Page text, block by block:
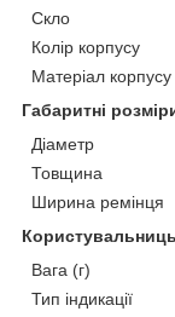
Скло
Колір корпусу
Матеріал корпусу
Габаритні
Діаметр
Товщина
Ширина ремінця
Вага (г)
Тип індикації